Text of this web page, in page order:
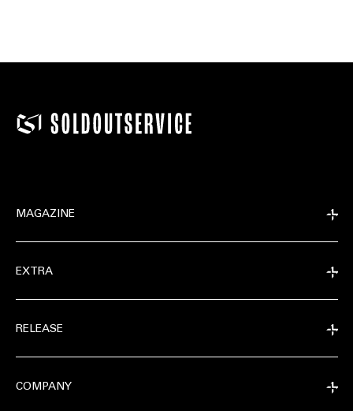
MAGAZINE
EXTRA
RELEASE
COMPANY